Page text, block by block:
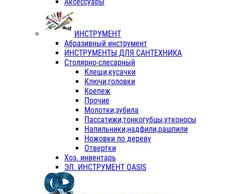
ИНСТРУМЕНТ
Абразивный инструмент
ИНСТРУМЕНТЫ ДЛЯ САНТЕХНИКА
Столярно-слесарный
Клещи,кусачки
Ключи,головки
Крепеж
Прочие
Молотки,зубила
Пассатижи,тонкогубцы,утконосы
Напильники,надфили,рашпили
Ножовки по дереву
Отвертки
Хоз. инвентарь
ЭЛ. ИНСТРУМЕНТ OASIS